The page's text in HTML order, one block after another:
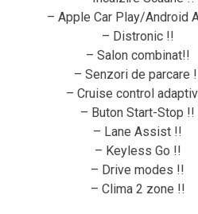
– Apple Car Play/Android
– Distronic !!
– Salon combinat!!
– Senzori de parcare
– Cruise control
– Buton Start-Stop !!
– Lane Assist !!
– Keyless Go !!
– Drive modes !!
– Clima 2 zone !!